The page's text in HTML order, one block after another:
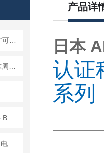
产品详
日本
认证
系列